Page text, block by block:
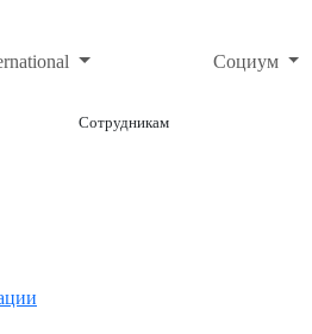
Социум
Сотрудникам